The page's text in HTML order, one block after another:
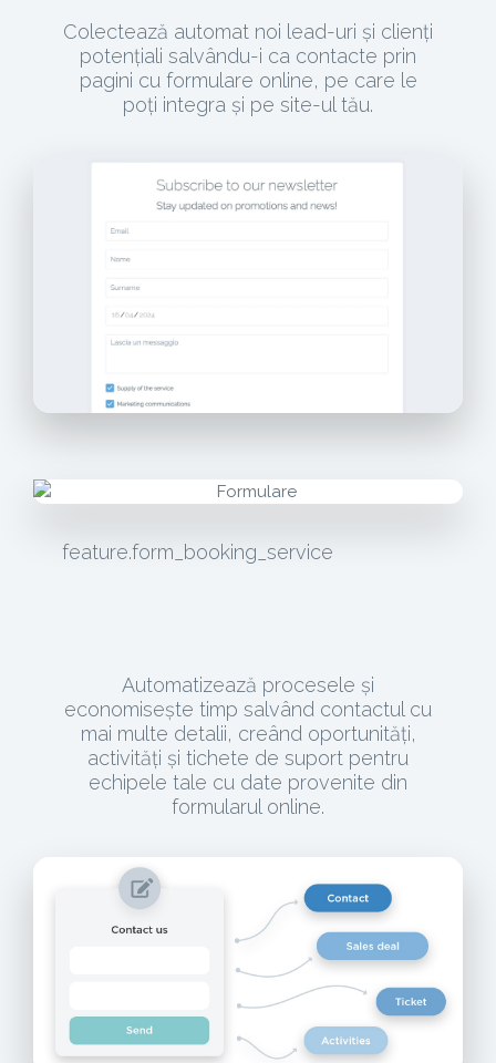
Colectează automat noi lead-uri și clienți
potențiali salvându-i ca contacte prin
pagini cu formulare online, pe care le
poți integra și pe site-ul tău.
feature.form_booking_service
Automatizează procesele și
economisește timp salvând contactul cu
mai multe detalii, creând oportunități,
activități și tichete de suport pentru
echipele tale cu date provenite din
formularul online.